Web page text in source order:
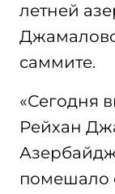
летней
саммите.
«Сегодня
Рейхан
помешало